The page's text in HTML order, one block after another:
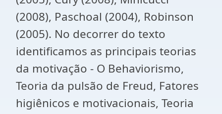
(2008), Paschoal (2004), Robinson
(2005). No decorrer do texto
identificamos as principais teorias
da motivação - O Behaviorismo,
Teoria da pulsão de Freud, Fatores
higiênicos e motivacionais, Teoria